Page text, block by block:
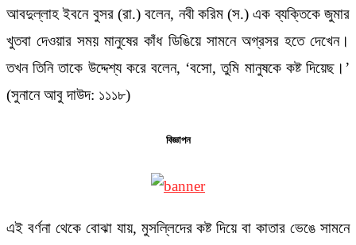
আবদুল্লাহ ইবনে বুসর (রা.) বলেন, নবী করিম (স.) এক ব্যক্তিকে জুমার
খুতবা দেওয়ার সময় মানুষের কাঁধ ডিঙিয়ে সামনে অগ্রসর হতে দেখেন।
তখন তিনি তাকে উদ্দেশ্য করে বলেন, ‘বসো, তুমি মানুষকে কষ্ট দিয়েছ।’
(সুনানে আবু দাউদ: ১১১৮)
বিজ্ঞাপন
এই বর্ণনা থেকে বোঝা যায়, মুসল্লিদের কষ্ট দিয়ে বা কাতার ভেঙে সামনে